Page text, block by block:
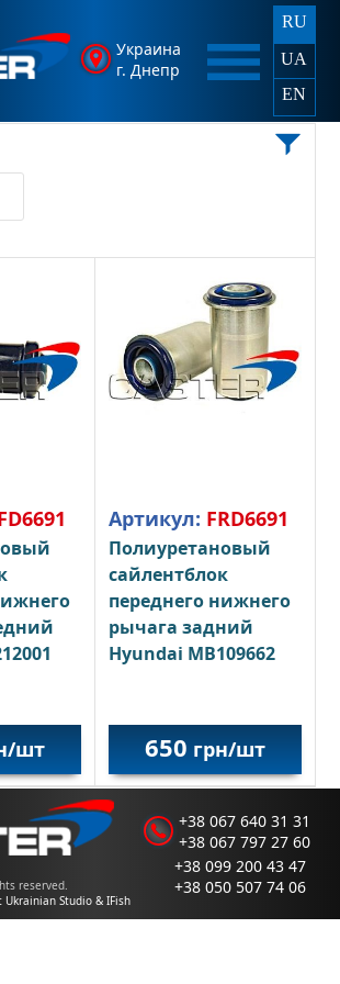
Украина
г. Днепр
RU
UA
EN
шт
Артикул: FRD6691
Полиуретановый
сайлентблок
переднего нижнего
рычага задний
Hyundai MB109662
650 грн/шт
reserved.
Ukrainian Studio & IFish
+38 067 640 31 31
+38 067 797 27 60
+38 099 200 43 47
+38 050 507 74 06